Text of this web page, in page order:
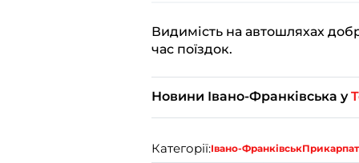
Видимість на автошляхах
час поїздок.
Новини Івано-Франківська у
Категорії:Івано-Франківськ